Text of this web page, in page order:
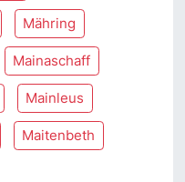
Mähring
Mainaschaff
Mainleus
Maitenbeth